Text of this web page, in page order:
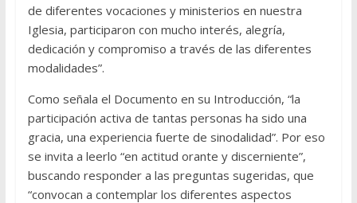
de diferentes vocaciones y ministerios en nuestra
Iglesia, participaron con mucho interés, alegría,
dedicación y compromiso a través de las diferentes
modalidades”.
Como señala el Documento en su Introducción, “la
participación activa de tantas personas ha sido una
gracia, una experiencia fuerte de sinodalidad”. Por eso
se invita a leerlo “en actitud orante y discerniente”,
buscando responder a las preguntas sugeridas, que
“convocan a contemplar los diferentes aspectos